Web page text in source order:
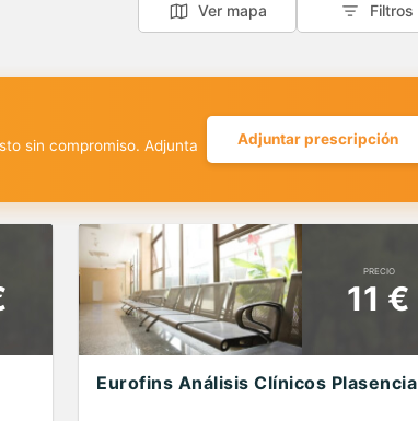
Ver mapa Filtros
sin compromiso. Adjunta
Adjuntar prescripción
PRECIO
11 €
Eurofins Análisis Clínicos Plasencia